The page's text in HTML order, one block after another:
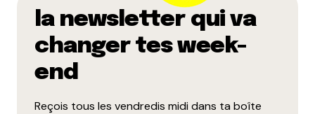
Dis-nous tout
la newsletter qui va
changer tes week-
end
Reçois tous les vendredis midi dans ta boîte